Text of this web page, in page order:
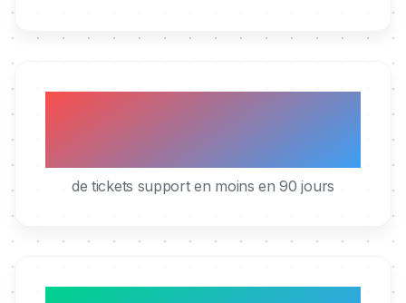
40%
de tickets support en moins en 90 jours